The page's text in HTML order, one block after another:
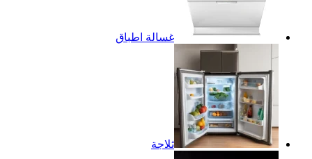
غسالة اطباق
ثلاجة